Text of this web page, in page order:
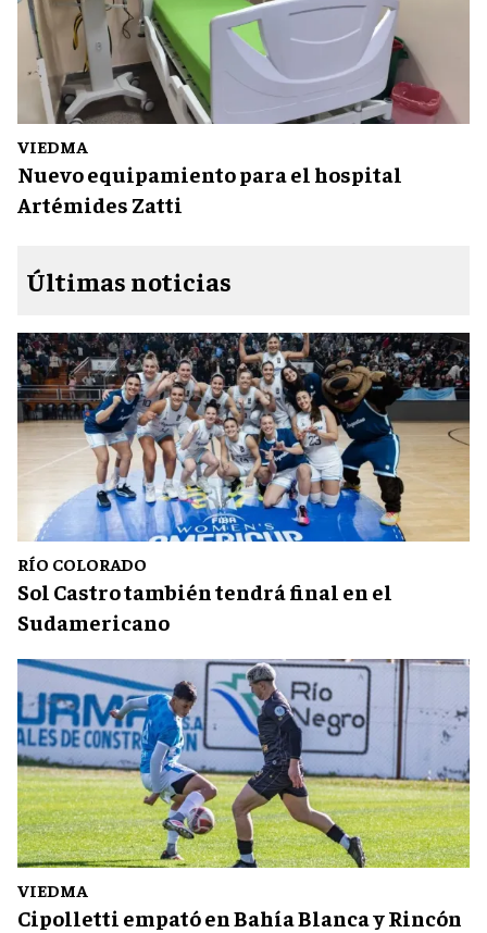
VIEDMA
Nuevo equipamiento para el hospital
Artémides Zatti
Últimas noticias
RÍO COLORADO
Sol Castro también tendrá final en el
Sudamericano
VIEDMA
Cipolletti empató en Bahía Blanca y Rincón